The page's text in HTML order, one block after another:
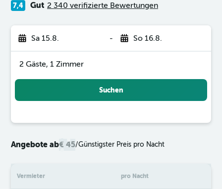
7,4 Gut 2 340 verifizierte Bewertungen
Sa 15.8. - So 16.8.
2 Gäste, 1 Zimmer
Suchen
Angebote ab€ 45/Günstigster Preis pro Nacht
Vermieter pro Nacht